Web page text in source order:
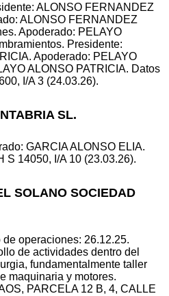
ALONSO FERNANDEZ
ALONSO FERNANDEZ
Apoderado: PELAYO
Presidente:
Apoderado: PELAYO
ALONSO PATRICIA. Datos
I/A 3 (24.03.26).
SL.
GARCIA ALONSO ELIA.
S 14050, I/A 10 (23.03.26).
SOLANO SOCIEDAD
operaciones: 26.12.25.
de actividades dentro del
fundamentalmente taller
maquinaria y motores.
PARCELA 12 B, 4, CALLE